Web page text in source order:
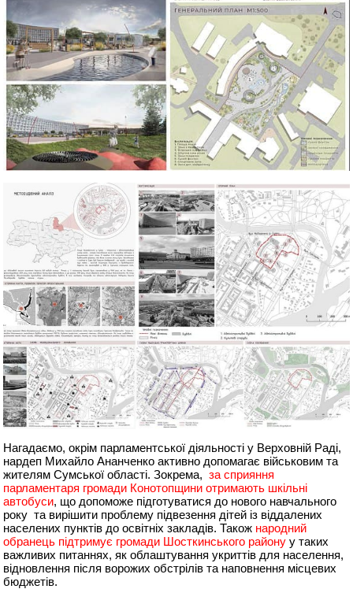
Нагадаємо, окрім парламентської діяльності у Верховній Раді,
нардеп Михайло Ананченко активно допомагає військовим та
жителям Сумської області. Зокрема,за сприяння
парламентаря громади Конотопщини отримають шкільні
автобуси, що допоможе підготуватися до нового навчального
року та вирішити проблему підвезення дітей із віддалених
населених пунктів до освітніх закладів. Також народний
обранець підтримує громади Шосткинського району у таких
важливих питаннях, як облаштування укриттів для населення,
відновлення після ворожих обстрілів та наповнення місцевих
бюджетів.